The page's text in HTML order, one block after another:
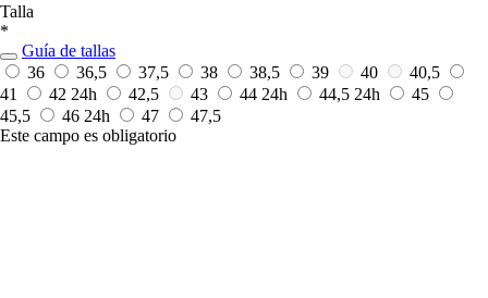
Talla
*
Guía de tallas
36
36,5 37,5 38 38,5 39 40
40,5
41
42 24h 42,5 43 44 24h 44,5 24h
45
45,5
46 24h 47
47,5
Este campo es obligatorio